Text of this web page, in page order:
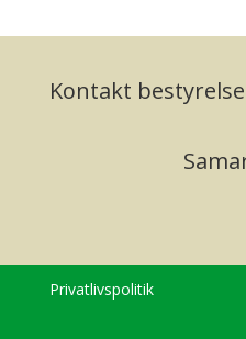
Kontakt
Privatlivspolitik